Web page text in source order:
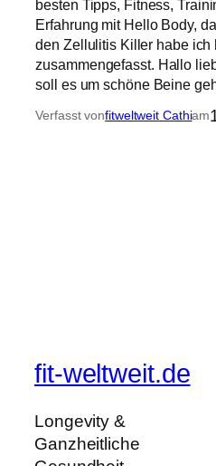
besten Tipps, Fitness,
Erfahrung mit Hello Body,
den Zellulitis Killer habe ich
zusammengefasst. Hallo
soll es um schöne Beine
Verfasst vonfitweltweit Cathiam
fit-weltweit.de
Longevity &
Ganzheitliche